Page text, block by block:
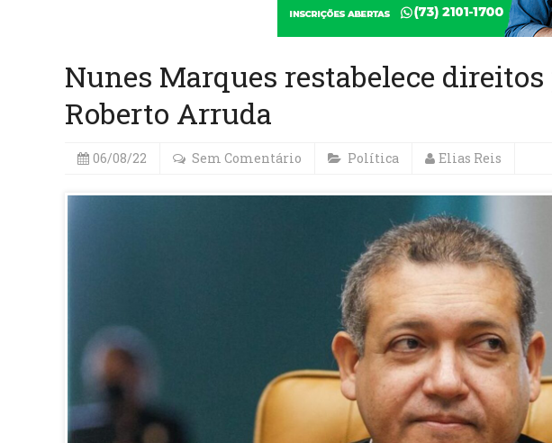
Nunes Marques restabelece
Roberto Arruda
06/08/22 Sem Comentário Política Elias Reis